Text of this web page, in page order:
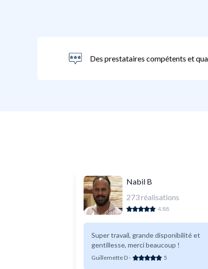
Des prestataires compétents et
Nabil B
273réalisations
4.88
Super travail, grande disponibilité et
gentillesse, merci beaucoup !
Guillemette D- 5